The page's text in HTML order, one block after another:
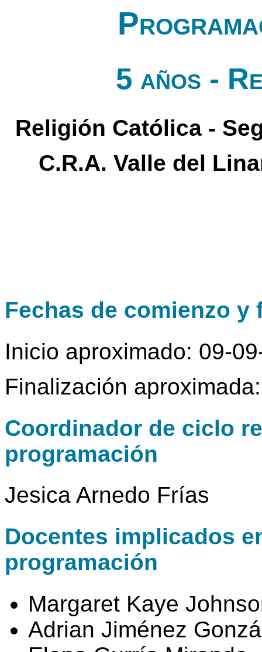
5 años -
Religión Católica -
C.R.A. Valle del
Fechas de comienzo y
Inicio aproximado: 09-
Finalización
Coordinador de ciclo
programación
Jesica Arnedo Frías
Docentes implicados
programación
Margaret Kaye
Adrian Jiménez